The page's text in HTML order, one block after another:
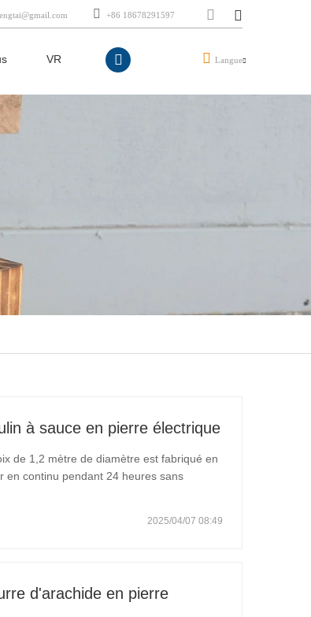
VR
+86 18678291597
Langue
à sauce en pierre électrique
de 1,2 mètre de diamètre est fabriqué en
en continu pendant 24 heures sans
2025/04/07 08:49
d'arachide en pierre